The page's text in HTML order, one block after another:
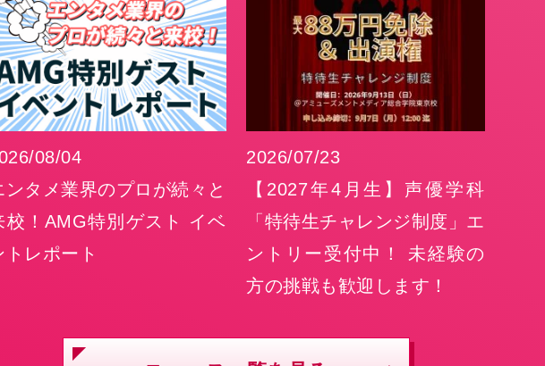
08/04
ンタメ業界のプロが続々と
校！AMG特別ゲスト イベ
トレポート
2026/07/23
【2027年4月生】声優学科
「特待生チャレンジ制度」エ
ントリー受付中！ 未経験の
方の挑戦も歓迎します！